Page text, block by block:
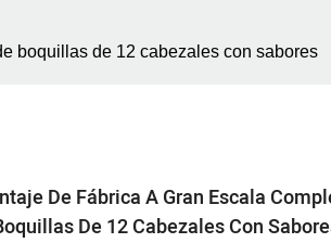
boquillas de 12 cabezales con sabores
De Fábrica A Gran Escala
De 12 Cabezales Con